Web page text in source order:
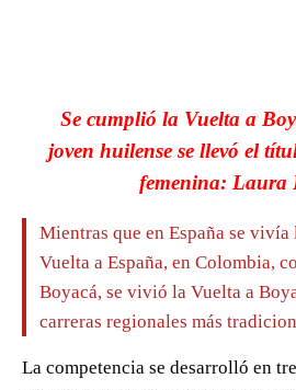
Se cumplió la Vuelta a
joven huilense se llevó el
femenina: Laura
Mientras que en España se
Vuelta a España, en Colombia,
Boyacá, se vivió la Vuelta a
carreras regionales más
La competencia se desarrolló en